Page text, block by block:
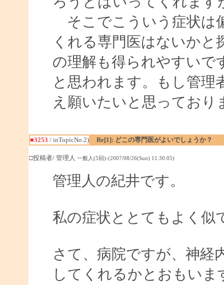
そこでこういう症状は
くれる専門医はないか
の理解も得られやすいで
と思われます。もし管
え願いたいと思っており
■3253 / inTopicNo.2) Re[1]: どこの専門医がよいでしょうか？
□投稿者/ 管理人 一般人(5回)-(2007/08/26(Sun) 11:30:05)
管理人の紀井です。
私の症状ととてもよく
さて、病院ですが、神経
してくれるかとおもいま